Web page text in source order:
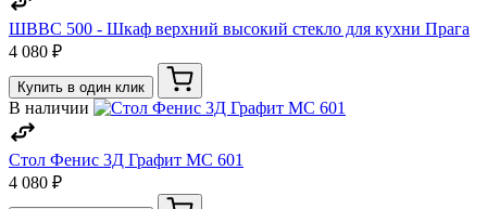
ШВВС 500 - Шкаф верхний высокий стекло для кухни Прага
4 080 ₽
Купить в один клик
В наличии
Стол Фенис 3Д Графит МС 601
4 080 ₽